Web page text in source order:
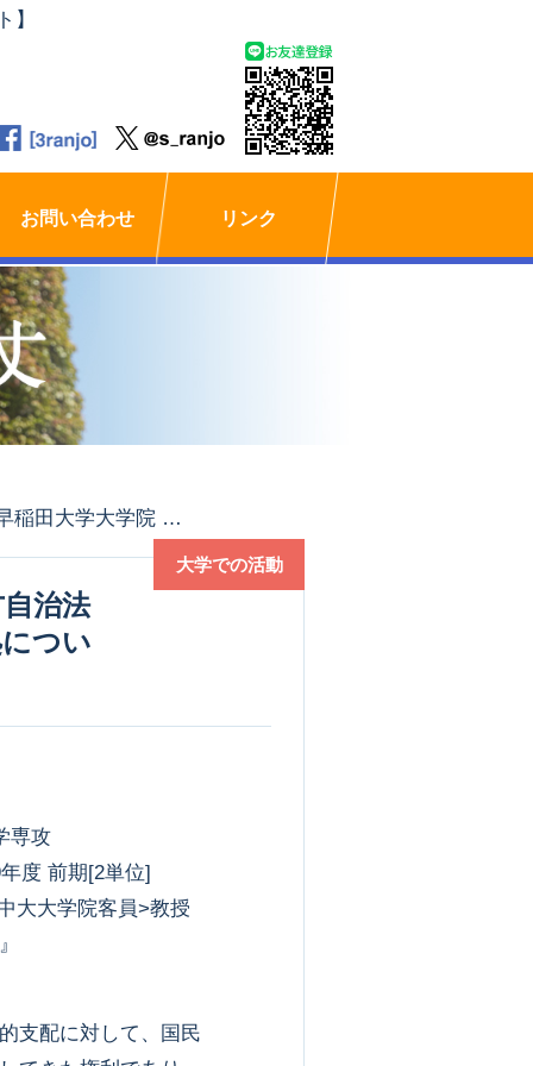
】
お問い合わせ リンク
早稲田大学大学院 法学研究科「地方自治法研究」Ⅰ『議会への請願とその対処について』
つい
大学での活動
専攻
度 前期[2単位]
大大学院客員>教授
支配に対して、国民